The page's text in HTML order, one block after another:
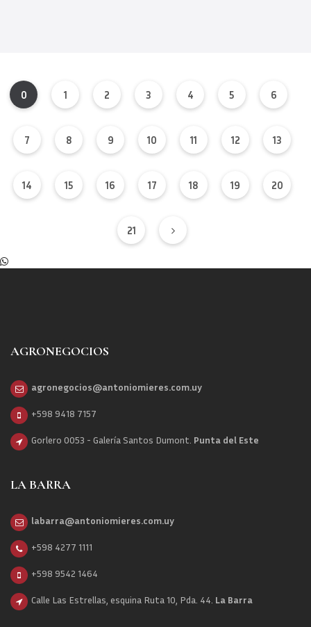
0 1 2 3 4 5 6
7 8 9 10 11 12 13
14 15 16 17 18 19 20
21
AGRONEGOCIOS
agronegocios@antoniomieres.com.uy
+598 9418 7157
Gorlero 0053 - Galería Santos Dumont. Punta del Este
LA BARRA
labarra@antoniomieres.com.uy
+598 4277 1111
+598 9542 1464
Calle Las Estrellas, esquina Ruta 10, Pda. 44. La Barra